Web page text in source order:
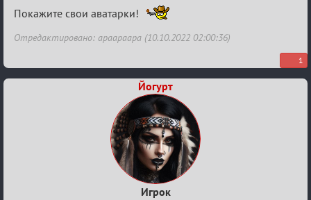
Re:
Обсуждение
Охоты
за
скальпами
Покажите свои аватарки!
Отредактировано: apaapaapa (10.10.2022 02:00:36)
1
Йогурт
Игрок